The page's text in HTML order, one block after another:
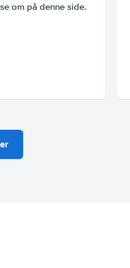
om på denne side.